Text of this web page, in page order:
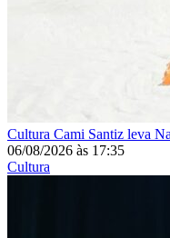
Cultura Cami Santiz leva
06/08/2026 às 17:35
Cultura